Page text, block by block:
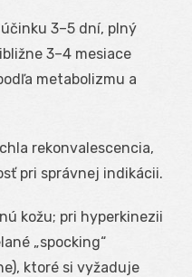
3–5 dní, plný
3–4 mesiace
metabolizmu a
rekonvalescencia,
pri správnej indikácii.
kožu; pri hyperkinezii
„spocking“
ktoré si vyžaduje